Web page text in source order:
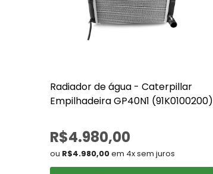
Radiador de água - Caterpillar
Empilhadeira GP40N1 (91K0100200)
R$4.980,00
ou R$4.980,00em 4x sem juros